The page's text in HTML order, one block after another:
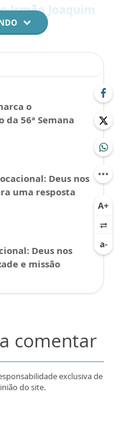
Irmão Joaquim
o
56ª Semana
Deus nos
uma resposta
Deus nos
e missão
comentar
exclusiva de
do site.